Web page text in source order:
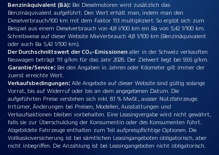
Benzinäquivalent (Bä): Bei Dieselmotoren wird zusätzlich das
Benzinäquivalent aufgeführt. Den Wert erhält man, indem man den
Dieselverbrauch/100 km mit dem Faktor 113 multipliziert. So ergibt sich zum
Beispiel aus einem Dieselverbrauch von 4,8 l/100 km ein Ba von 5,42 1/100 km.
Schreibweise auf dieser Website Mix-Verbrauch 4,8 1/100 km (Benzinäquivalent
oder auch Ba 5,42 1/100 km).
Der Durchschnittswert der CO₂-Emissionenaller in der Schweiz verkauften
Neuwagen beträgt 111 g/km für das Jahr 2026. Der Zielwert liegt bei 93.6 g/km.
Garantie/Service: Bei den Angaben in Jahren oder Kilometer gilt immer der
zuerst erreichte Wert.
Verkaufsbedingungen: Alle Angebote auf dieser Website sind gültig solange
Vorrat, bis auf Widerruf oder bis an dem angegebenen Datum. Die
aufgeführten Preise verstehen sich inkl. 8.1 % MwSt., ausser Nutzfahrzeuge.
Irrtümer, Änderungen bei Preisen, Modellen, Ausstattungen und
Verkaufsaktionen bleiben vorbehalten. Eine Leasingvergabe wird nicht gewährt,
falls sie zur Überschuldung der Konsumentin oder des Konsumenten führt.
Abgebildete Fahrzeuge enthalten zum Teil aufpreispflichtige Optionen. Die
Vollkaskoversicherung ist bei sämtlichen Leasingangeboten obligatorisch, aber
nicht inbegriffen. Die Anzahlung ist bei Leasingangeboten nicht obligatorisch.